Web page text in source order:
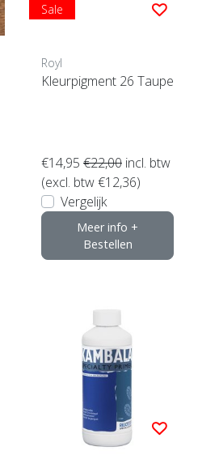
Sale
Royl
Kleurpigment 26 Taupe
€14,95 €22,00 incl. btw
(excl. btw €12,36)
Vergelijk
Meer info +
Bestellen